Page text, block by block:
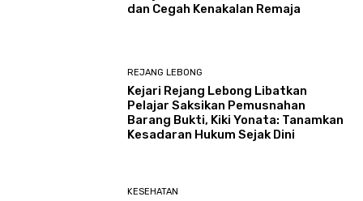
dan Cegah Kenakalan Remaja
REJANG LEBONG
Kejari Rejang Lebong Libatkan
Pelajar Saksikan Pemusnahan
Barang Bukti, Kiki Yonata: Tanamkan
Kesadaran Hukum Sejak Dini
KESEHATAN